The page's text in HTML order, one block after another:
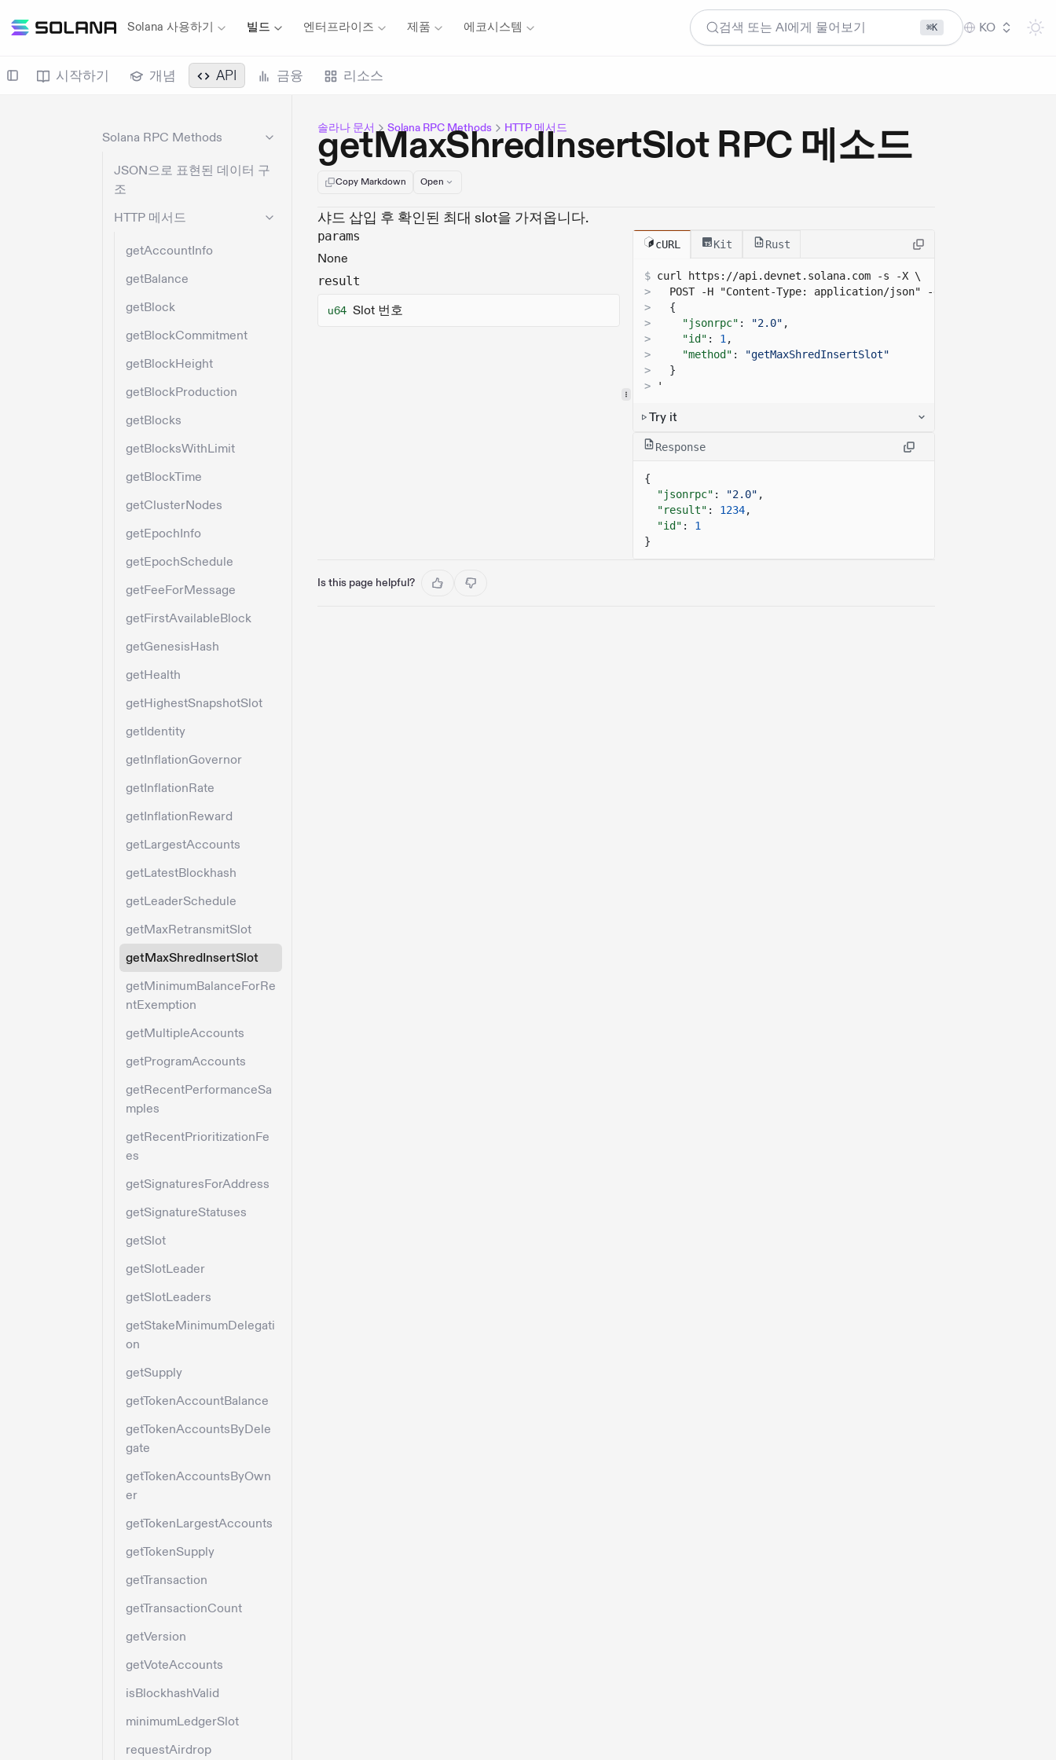
Solana 사용하기 빌드 엔터프라이즈 제품 에코시스템 검색 또는 AI에게 물어보기 ⌘K KO
시작하기 개념 API 금융 리소스
Solana RPC Methods
JSON으로 표현된 데이터 구
조
HTTP 메서드
getAccountInfo
getBalance
getBlock
getBlockCommitment
getBlockHeight
getBlockProduction
getBlocks
getBlocksWithLimit
getBlockTime
getClusterNodes
getEpochInfo
getEpochSchedule
getFeeForMessage
getFirstAvailableBlock
getGenesisHash
getHealth
getHighestSnapshotSlot
getIdentity
getInflationGovernor
getInflationRate
getInflationReward
getLargestAccounts
getLatestBlockhash
getLeaderSchedule
getMaxRetransmitSlot
getMaxShredInsertSlot
getMinimumBalanceForRe
ntExemption
getMultipleAccounts
getProgramAccounts
getRecentPerformanceSa
mples
getRecentPrioritizationFe
es
getSignaturesForAddress
getSignatureStatuses
getSlot
getSlotLeader
getSlotLeaders
getStakeMinimumDelegati
on
getSupply
getTokenAccountBalance
getTokenAccountsByDele
gate
getTokenAccountsByOwn
er
getTokenLargestAccounts
getTokenSupply
getTransaction
getTransactionCount
getVersion
getVoteAccounts
isBlockhashValid
minimumLedgerSlot
requestAirdrop
솔라나 문서 Solana RPC Methods HTTP 메서드
getMaxShredInsertSlot RPC 메소드
Copy Markdown Open
샤드 삽입 후 확인된 최대 slot을 가져옵니다.
params
None
result
u64 Slot 번호
cURL Kit Rust
$ curl https://api.devnet.solana.com -s -X \
>
  POST -H "Content-Type: application/json" -d '
>
{
>
"jsonrpc" : "2.0" ,
>
"id" : 1,
>
"method" :
"getMaxShredInsertSlot"
>
}
>
'
Try it
Response
{
"jsonrpc" : "2.0" ,
"result" : 1234,
"id" :
1
}
Is this page helpful?